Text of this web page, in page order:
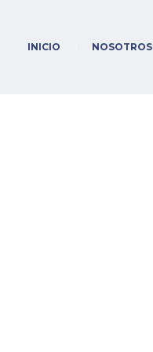
INICIO NOSOTROS